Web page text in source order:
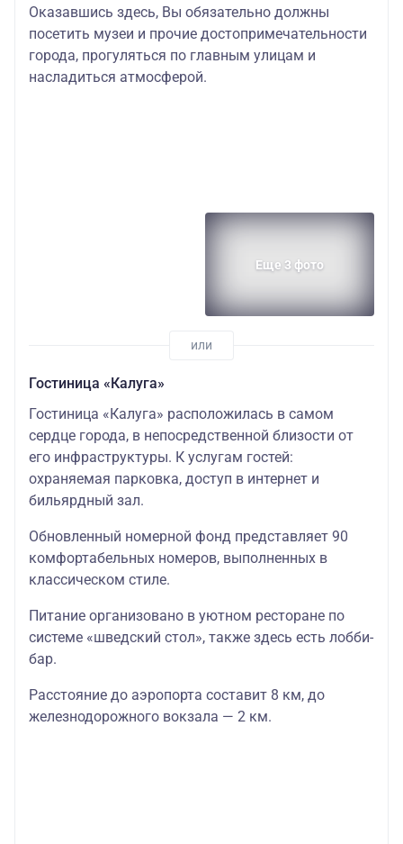
Оказавшись здесь, Вы обязательно должны
посетить музеи и прочие достопримечательности
города, прогуляться по главным улицам и
насладиться атмосферой.
Еще 3 фото
Гостиница «Калуга»
Гостиница «Калуга» расположилась в самом
сердце города, в непосредственной близости от
его инфраструктуры. К услугам гостей:
охраняемая парковка, доступ в интернет и
бильярдный зал.
Обновленный номерной фонд представляет 90
комфортабельных номеров, выполненных в
классическом стиле.
Питание организовано в уютном ресторане по
системе «шведский стол», также здесь есть лобби-
бар.
Расстояние до аэропорта составит 8 км, до
железнодорожного вокзала — 2 км.